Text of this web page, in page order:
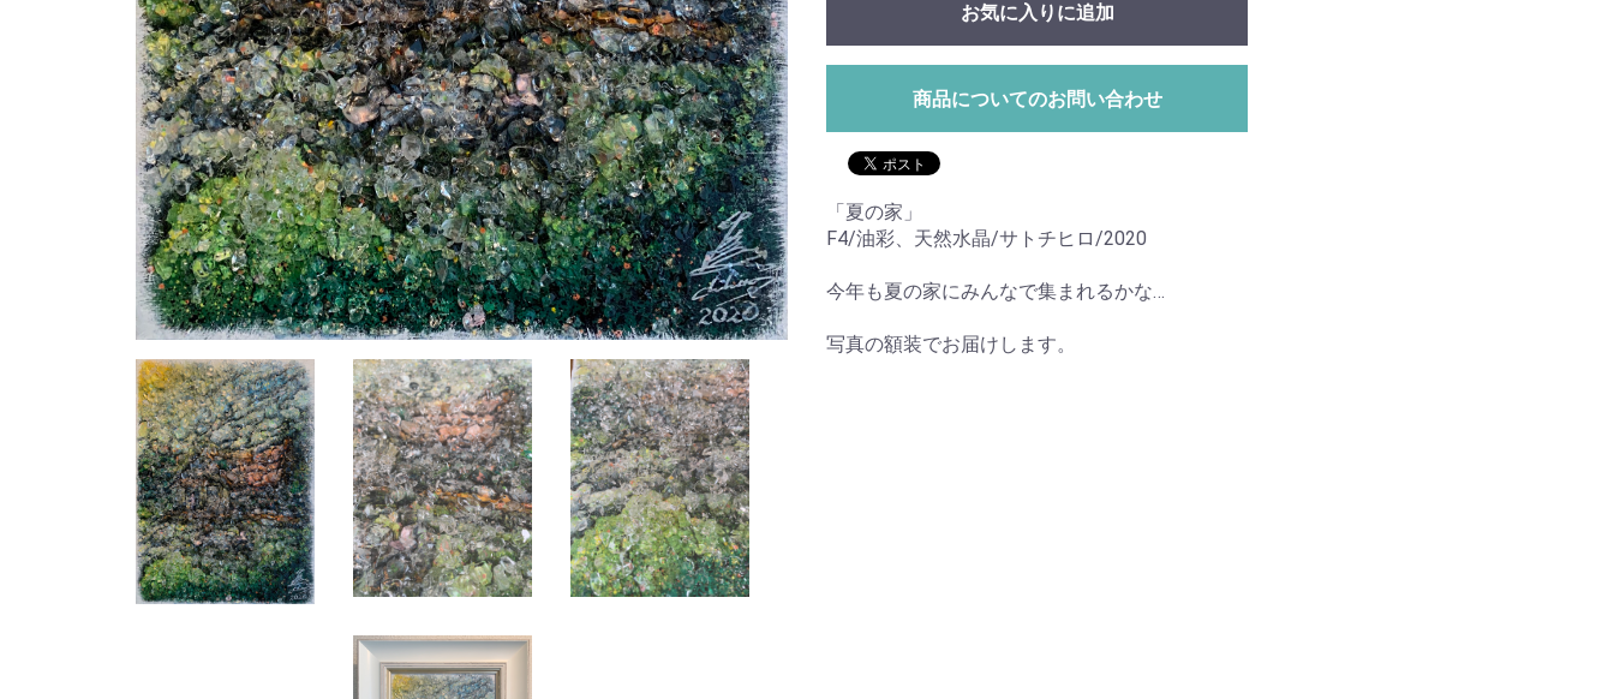
お気に入りに追加
商品についてのお問い合わせ
「夏の家」
F4/油彩、天然水晶/サトチヒロ/2020
今年も夏の家にみんなで集まれるかな…
写真の額装でお届けします。